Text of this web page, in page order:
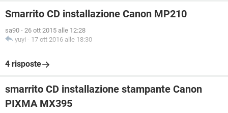
Smarrito CD installazione Canon MP210
sa90 - 26 ott 2015 alle 12:28
yuyi - 17 ott 2016 alle 18:30
4 risposte
smarrito CD installazione stampante Canon
PIXMA MX395